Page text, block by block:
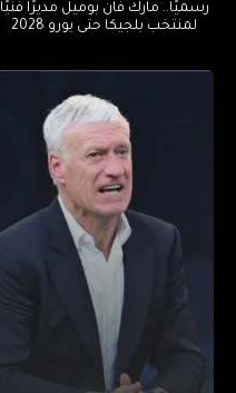
رسميًا.. مارك فان بوميل مديرًا فنيًا
لمنتخب بلجيكا حتى يورو 2028